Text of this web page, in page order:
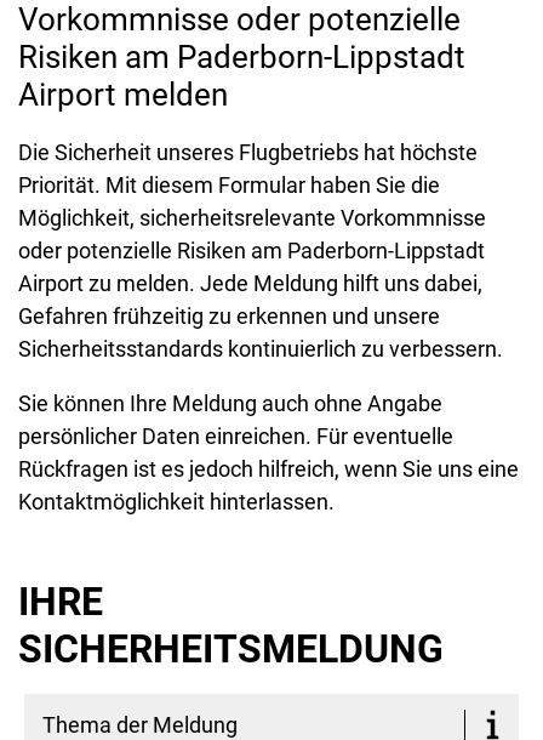
Vorkommnisse oder potenzielle
Risiken am Paderborn-Lippstadt
Airport melden
Die Sicherheit unseres Flugbetriebs hat höchste
Priorität. Mit diesem Formular haben Sie die
Möglichkeit, sicherheitsrelevante Vorkommnisse
oder potenzielle Risiken am Paderborn-Lippstadt
Airport zu melden. Jede Meldung hilft uns dabei,
Gefahren frühzeitig zu erkennen und unsere
Sicherheitsstandards kontinuierlich zu verbessern.
Sie können Ihre Meldung auch ohne Angabe
persönlicher Daten einreichen. Für eventuelle
Rückfragen ist es jedoch hilfreich, wenn Sie uns eine
Kontaktmöglichkeit hinterlassen.
IHRE
SICHERHEITSMELDUNG